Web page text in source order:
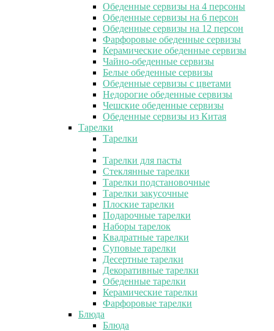
Обеденные сервизы на 4 персоны
Обеденные сервизы на 6 персон
Обеденные сервизы на 12 персон
Фарфоровые обеденные сервизы
Керамические обеденные сервизы
Чайно-обеденные сервизы
Белые обеденные сервизы
Обеденные сервизы с цветами
Недорогие обеденные сервизы
Чешские обеденные сервизы
Обеденные сервизы из Китая
Тарелки
Тарелки
Тарелки для пасты
Стеклянные тарелки
Тарелки подстановочные
Тарелки закусочные
Плоские тарелки
Подарочные тарелки
Наборы тарелок
Квадратные тарелки
Суповые тарелки
Десертные тарелки
Декоративные тарелки
Обеденные тарелки
Керамические тарелки
Фарфоровые тарелки
Блюда
Блюда